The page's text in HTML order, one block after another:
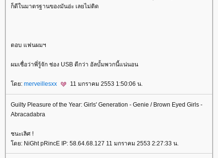
ก็ดีในมาตรฐานของมันอ่ะ เลยไม่ติด
ตอบ แฟนผมฯ
ผมเชื่อว่าพี่รู้จัก ช่อง USB ดีกว่า อัลบั้มพวกนี้แน่นอน
ดย: merveillesxx 11 มกราคม 2553 1:50:06 น.
Guilty Pleasure of the Year: Girls' Generation - Genie / Brown Eyed Girls -
Abracadabra
ชนะเลิศ !
ดย: NiGht pRincE IP: 58.64.68.127 11 มกราคม 2553 2:27:33 น.